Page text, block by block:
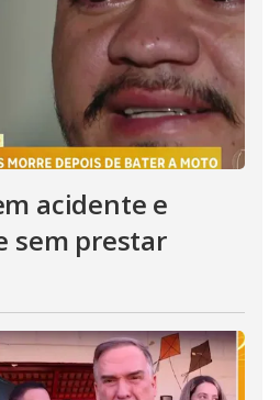
acidente e
sem prestar